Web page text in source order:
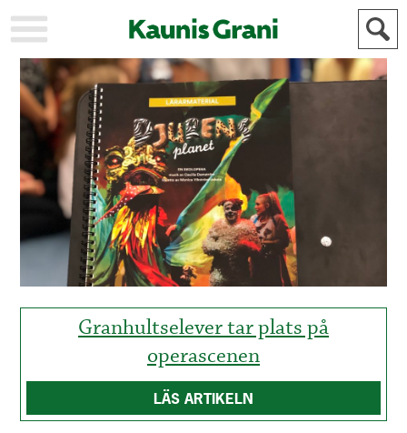
KAUPUNKI
STADEN
AJANKOHTAISTA
AKTUELLT
URHEILU
IDROTT
KULTTUURI
KULTUR
HISTORIA
HISTORIA
YLEINEN
ALLMÄN
MAINOSTAJILLE
FÖR
ANNONSÖRER
Granhultselever tar plats på
operascenen
LÄS ARTIKELN